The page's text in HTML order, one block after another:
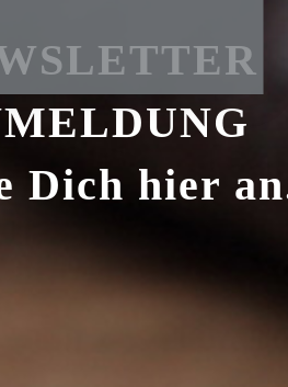
Dich hier